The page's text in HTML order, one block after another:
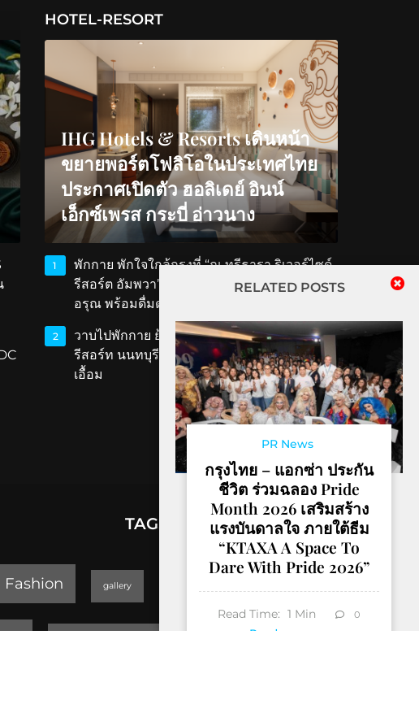
RELATED POSTS
PR News
กรุงไทย – แอกซ่า ประกัน
ชีวิต ร่วมฉลอง Pride
Month 2026 เสริมสร้าง
แรงบันดาลใจ ภายใต้ธีม
“KTAXA A Space To
Dare With Pride 2026”
Read Time: 1 Min 0
Read more
HOTEL-RESORT
IHG Hotels & Resorts เดินหน้า
ขยายพอร์ตโฟลิโอในประเทศไทย
ประกาศเปิดตัว ฮอลิเดย์ อินน์
เอ็กซ์เพรส กระบี่ อ่าวนาง
1
พักกาย พักใจใกล้กรุงที่ “ณ ทรีธารา ริเวอร์ไซด์
รีสอร์ต อัมพวา” สัมผัสวิถีริมน้ำ ตักบาตรรับ
อรุณ พร้อมดื่มด่ำเสน่ห์สมุทรสงคราม
2
วาบไปพักกาย ย้อนเวลาไปพักใจที่ ‘ทับขวัญ
รีสอร์ท นนทบุรี’ เสน่ห์เรือนไทยโบราณใกล้แค่
เอื้อม
TAGS
Fashion gallery lifestyle
Trending